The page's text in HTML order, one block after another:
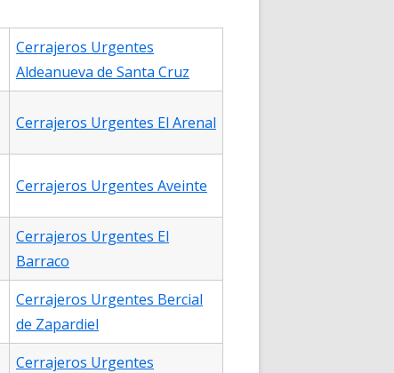
Cerrajeros Urgentes
Aldeanueva de Santa Cruz
Cerrajeros Urgentes El Arenal
Cerrajeros Urgentes Aveinte
Cerrajeros Urgentes El
Barraco
Cerrajeros Urgentes Bercial
de Zapardiel
Cerrajeros Urgentes